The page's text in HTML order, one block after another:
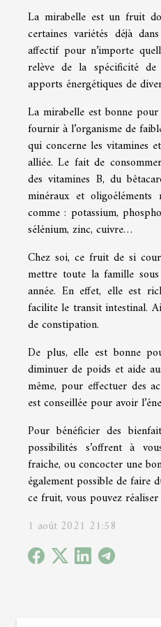
La mirabelle est un fruit
certaines variétés déjà
affectif pour n’importe
relève de la spécificité
apports énergétiques de
La mirabelle est bonne
fournir à l’organisme de
qui concerne les vitamines
alliée. Le fait de
des vitamines B, du
minéraux et oligoéléments
comme : potassium,
sélénium, zinc, cuivre…
Chez soi, ce fruit de si
mettre toute la famille
année. En effet, elle est
facilite le transit intestinal.
de constipation.
De plus, elle est bonne
diminuer de poids et aide
même, pour effectuer des
est conseillée pour avoir
Pour bénéficier des
possibilités s’offrent à
fraiche, ou concocter une
également possible de faire
ce fruit, vous pouvez réaliser
1 août 2021 21:58